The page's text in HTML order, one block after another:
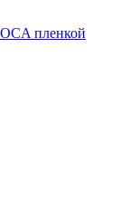
пленкой